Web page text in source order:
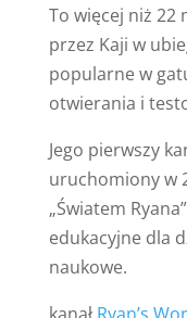
To więcej niż
przez Kaji w
popularne w
otwierania i
Jego pierwszy
uruchomiony w
„Światem
edukacyjne dla
naukowe.